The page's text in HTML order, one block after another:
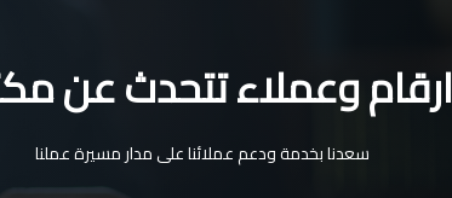
ارقام وعملاء تتحدث عن
سعدنا بخدمة ودعم عملائنا على مدار مسيرة عملنا